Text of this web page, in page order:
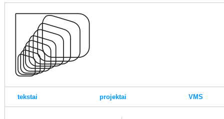
tekstai projektai VMS